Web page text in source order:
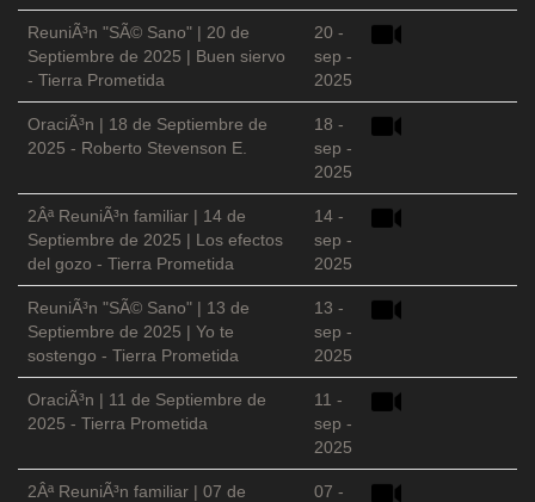
ReuniÃ³n "SÃ© Sano" | 20 de
Septiembre de 2025 | Buen siervo
- Tierra Prometida
20 -
sep -
2025
OraciÃ³n | 18 de Septiembre de
2025 - Roberto Stevenson E.
18 -
sep -
2025
2Âª ReuniÃ³n familiar | 14 de
Septiembre de 2025 | Los efectos
del gozo - Tierra Prometida
14 -
sep -
2025
ReuniÃ³n "SÃ© Sano" | 13 de
Septiembre de 2025 | Yo te
sostengo - Tierra Prometida
13 -
sep -
2025
OraciÃ³n | 11 de Septiembre de
2025 - Tierra Prometida
11 -
sep -
2025
2Âª ReuniÃ³n familiar | 07 de 07 -